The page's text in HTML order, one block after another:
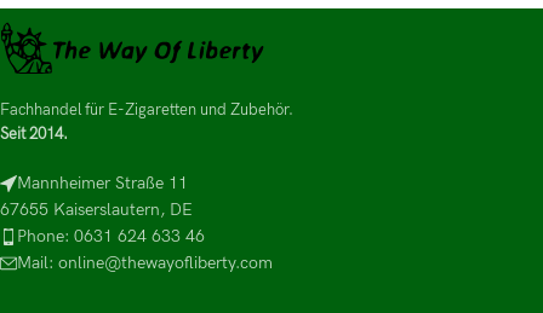
Fachhandel für E-Zigaretten und Zubehör.
Seit 2014.
Mannheimer Straße 11
67655 Kaiserslautern, DE
Phone: 0631 624 633 46
Mail: online@thewayofliberty.com